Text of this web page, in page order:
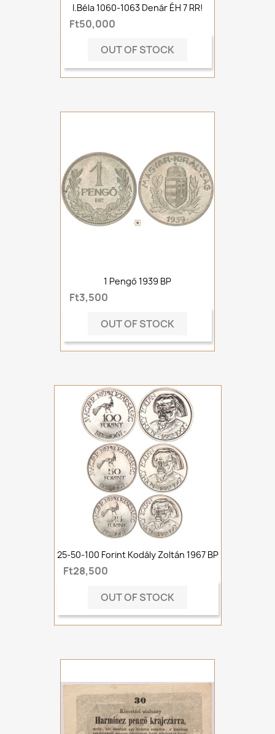
I.Béla 1060-1063 Denár ÉH 7 RR!
Ft50,000
OUT OF STOCK
1 Pengő 1939 BP
Ft3,500
OUT OF STOCK
25-50-100 Forint Kodály Zoltán 1967 BP
Ft28,500
OUT OF STOCK